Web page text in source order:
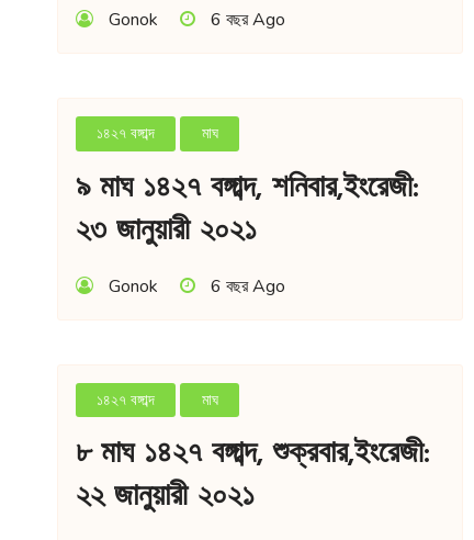
Gonok 6 বছর Ago
১৪২৭ বঙ্গাব্দ মাঘ
৯ মাঘ ১৪২৭ বঙ্গাব্দ, শনিবার,ইংরেজী:
২৩ জানুয়ারী ২০২১
Gonok 6 বছর Ago
১৪২৭ বঙ্গাব্দ মাঘ
৮ মাঘ ১৪২৭ বঙ্গাব্দ, শুক্রবার,ইংরেজী:
২২ জানুয়ারী ২০২১